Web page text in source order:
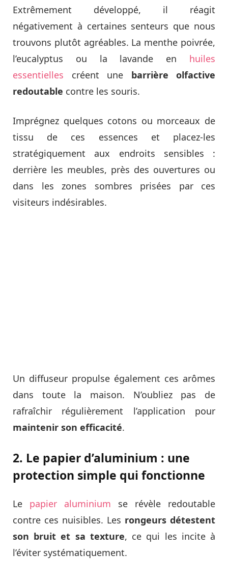
Extrêmement développé, il réagit
négativement à certaines senteurs que nous
trouvons plutôt agréables. La menthe poivrée,
l’eucalyptus ou la lavande en huiles
essentielles créent une barrière olfactive
redoutable contre les souris.
Imprégnez quelques cotons ou morceaux de
tissu de ces essences et placez-les
stratégiquement aux endroits sensibles :
derrière les meubles, près des ouvertures ou
dans les zones sombres prisées par ces
visiteurs indésirables.
Un diffuseur propulse également ces arômes
dans toute la maison. N’oubliez pas de
rafraîchir régulièrement l’application pour
maintenir son efficacité.
2. Le papier d’aluminium : une
protection simple qui fonctionne
Le papier aluminium se révèle redoutable
contre ces nuisibles. Les rongeurs détestent
son bruit et sa texture, ce qui les incite à
l’éviter systématiquement.